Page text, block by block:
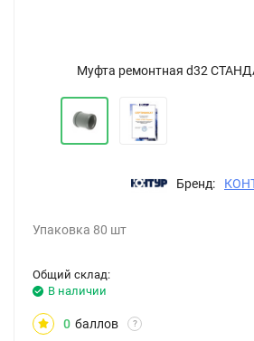
Муфта ремонтная d32
Бренд:
Упаковка 80 шт
Общий склад:
В наличии
0 баллов ?